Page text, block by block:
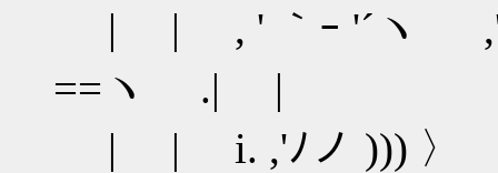
| | , ' ｀ｰ '´ヽ ,'ゝ
==ヽ .| |
| | i. ,'ﾉノ ))) 〉 i